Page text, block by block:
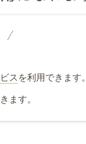
ス を利用できます。
ます。